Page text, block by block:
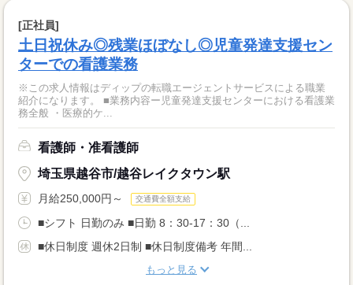
[正社員]
土日祝休み◎残業ほぼなし◎児童発達支援セン
ターでの看護業務
※この求人情報はディップの転職エージェントサービスによる職業
紹介になります。 ■業務内容ー児童発達支援センターにおける看護業
務全般 ・医療的ケ...
看護師・准看護師
埼玉県越谷市/越谷レイクタウン駅
月給250,000円～ 交通費全額支給
■シフト 日勤のみ ■日勤 8：30-17：30（...
■休日制度 週休2日制 ■休日制度備考 年間...
もっと見る